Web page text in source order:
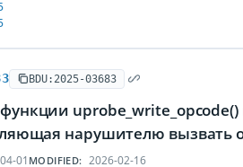
BDU:2025-03683
нарушителю вызвать
01 MODIFIED: 2026-02-16